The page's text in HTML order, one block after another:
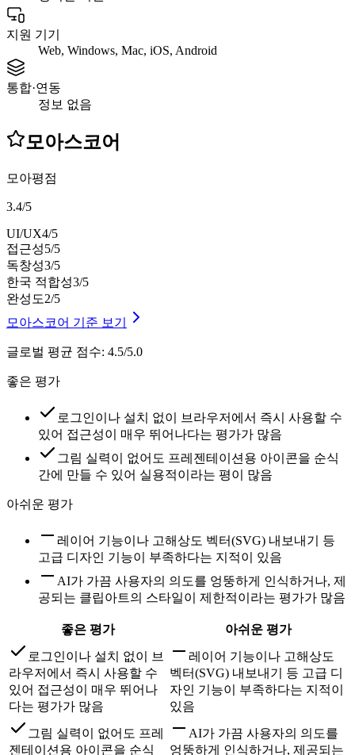
지원 기기
Web, Windows, Mac, iOS, Android
통합·연동
정보 없음
모아스코어
모아평점
3.4/5
UI/UX4/5
접근성5/5
독창성3/5
한국 적합성3/5
완성도2/5
모아스코어 기준 보기
글로벌 평균 점수: 4.5/5.0
좋은 평가
로그인이나 설치 없이 브라우저에서 즉시 사용할 수
있어 접근성이 매우 뛰어나다는 평가가 많음
그림 실력이 없어도 프레젠테이션용 아이콘을 순식
간에 만들 수 있어 실용적이라는 평이 많음
아쉬운 평가
레이어 기능이나 고해상도 벡터(SVG) 내보내기 등
고급 디자인 기능이 부족하다는 지적이 있음
AI가 가끔 사용자의 의도를 엉뚱하게 인식하거나, 제
공되는 클립아트의 스타일이 제한적이라는 평가가 많음
좋은 평가
아쉬운 평가
로그인이나 설치 없이 브
라우저에서 즉시 사용할 수
있어 접근성이 매우 뛰어나
다는 평가가 많음
레이어 기능이나 고해상도
벡터(SVG) 내보내기 등 고급 디
자인 기능이 부족하다는 지적이
있음
그림 실력이 없어도 프레
젠테이션용 아이콘을 순식
AI가 가끔 사용자의 의도를
엉뚱하게 인식하거나, 제공되는